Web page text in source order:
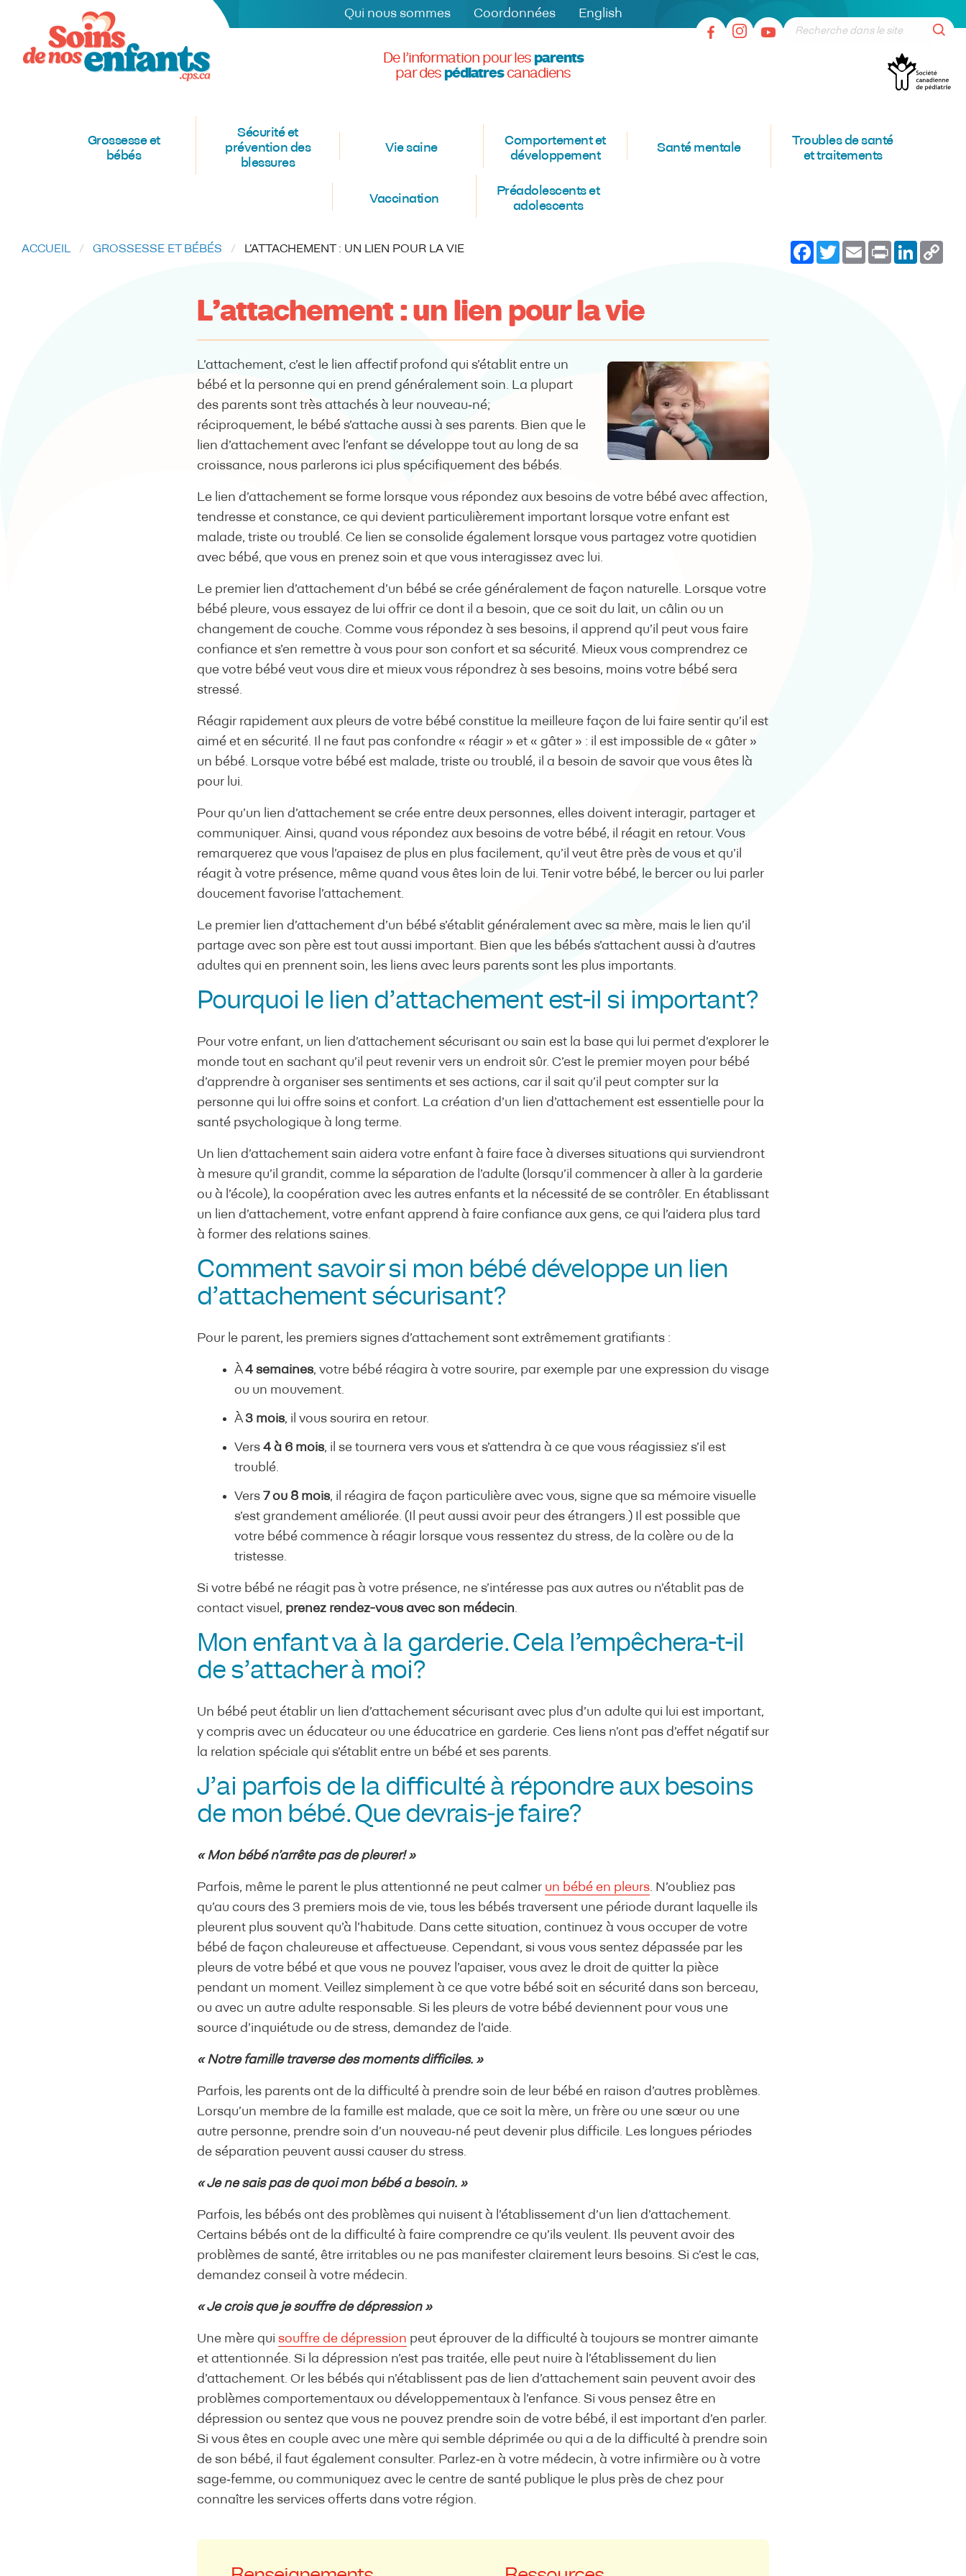
Qui nous sommes Coordonnées English
De l’information pour les parents
par des pédiatrescanadiens
Grossesse et
bébés
Sécurité et
prévention des
blessures
Vie saine
Comportement et
développement
Santé mentale
Troubles de santé
et traitements
Vaccination
Préadolescents et
adolescents
ACCUEIL GROSSESSE ET BÉBÉS CURRENT:
L’ATTACHEMENT : UN LIEN POUR LA VIE Facebook
TwitterEmailPrint
L’attachement : un lien pour la vie
L’attachement, c’est le lien affectif profond qui s’établit entre un
bébé et la personne qui en prend généralement soin. La plupart
des parents sont très attachés à leur nouveau‑né;
réciproquement, le bébé s’attache aussi à ses parents. Bien que le
lien d’attachement avec l’enfant se développe tout au long de sa
croissance, nous parlerons ici plus spécifiquement des bébés.
Le lien d’attachement se forme lorsque vous répondez aux besoins de votre bébé avec affection,
tendresse et constance, ce qui devient particulièrement important lorsque votre enfant est
malade, triste ou troublé. Ce lien se consolide également lorsque vous partagez votre quotidien
avec bébé, que vous en prenez soin et que vous interagissez avec lui.
Le premier lien d’attachement d’un bébé se crée généralement de façon naturelle. Lorsque votre
bébé pleure, vous essayez de lui offrir ce dont il a besoin, que ce soit du lait, un câlin ou un
changement de couche. Comme vous répondez à ses besoins, il apprend qu’il peut vous faire
confiance et s’en remettre à vous pour son confort et sa sécurité. Mieux vous comprendrez ce
que votre bébé veut vous dire et mieux vous répondrez à ses besoins, moins votre bébé sera
stressé.
Réagir rapidement aux pleurs de votre bébé constitue la meilleure façon de lui faire sentir qu’il est
aimé et en sécurité. Il ne faut pas confondre « réagir » et « gâter » : il est impossible de « gâter »
un bébé. Lorsque votre bébé est malade, triste ou troublé, il a besoin de savoir que vous êtes là
pour lui.
Pour qu’un lien d’attachement se crée entre deux personnes, elles doivent interagir, partager et
communiquer. Ainsi, quand vous répondez aux besoins de votre bébé, il réagit en retour. Vous
remarquerez que vous l’apaisez de plus en plus facilement, qu’il veut être près de vous et qu’il
réagit à votre présence, même quand vous êtes loin de lui. Tenir votre bébé, le bercer ou lui parler
doucement favorise l’attachement.
Le premier lien d’attachement d’un bébé s’établit généralement avec sa mère, mais le lien qu’il
partage avec son père est tout aussi important. Bien que les bébés s’attachent aussi à d’autres
adultes qui en prennent soin, les liens avec leurs parents sont les plus importants.
Pourquoi le lien d’attachement est-il si important?
Pour votre enfant, un lien d’attachement sécurisant ou sain est la base qui lui permet d’explorer le
monde tout en sachant qu’il peut revenir vers un endroit sûr. C’est le premier moyen pour bébé
d’apprendre à organiser ses sentiments et ses actions, car il sait qu’il peut compter sur la
personne qui lui offre soins et confort. La création d’un lien d’attachement est essentielle pour la
santé psychologique à long terme.
Un lien d’attachement sain aidera votre enfant à faire face à diverses situations qui surviendront
à mesure qu’il grandit, comme la séparation de l’adulte (lorsqu’il commencer à aller à la garderie
ou à l’école), la coopération avec les autres enfants et la nécessité de se contrôler. En établissant
un lien d’attachement, votre enfant apprend à faire confiance aux gens, ce qui l’aidera plus tard
à former des relations saines.
Comment savoir si mon bébé développe un lien
d’attachement sécurisant?
Pour le parent, les premiers signes d’attachement sont extrêmement gratifiants :
À4 semaines, votre bébé réagira à votre sourire, par exemple par une expression du visage
ou un mouvement.
À 3 mois, il vous sourira en retour.
Vers 4 à 6 mois, il se tournera vers vous et s’attendra à ce que vous réagissiez s’il est
troublé.
Vers 7 ou 8 mois, il réagira de façon particulière avec vous, signe que sa mémoire visuelle
s’est grandement améliorée. (Il peut aussi avoir peur des étrangers.) Il est possible que
votre bébé commence à réagir lorsque vous ressentez du stress, de la colère ou de la
tristesse.
Si votre bébé ne réagit pas à votre présence, ne s’intéresse pas aux autres ou n’établit pas de
contact visuel, prenez rendez-vous avec son médecin.
Mon enfant va à la garderie. Cela l’empêchera-t-il
de s’attacher à moi?
Un bébé peut établir un lien d’attachement sécurisant avec plus d’un adulte qui lui est important,
y compris avec un éducateur ou une éducatrice en garderie. Ces liens n’ont pas d’effet négatif sur
la relation spéciale qui s’établit entre un bébé et ses parents.
J’ai parfois de la difficulté à répondre aux besoins
de mon bébé. Que devrais‑je faire?
« Mon bébé n’arrête pas de pleurer! »
Parfois, même le parent le plus attentionné ne peut calmer un bébé en pleurs. N’oubliez pas
qu’au cours des 3 premiers mois de vie, tous les bébés traversent une période durant laquelle ils
pleurent plus souvent qu’à l’habitude. Dans cette situation, continuez à vous occuper de votre
bébé de façon chaleureuse et affectueuse. Cependant, si vous vous sentez dépassée par les
pleurs de votre bébé et que vous ne pouvez l’apaiser, vous avez le droit de quitter la pièce
pendant un moment. Veillez simplement à ce que votre bébé soit en sécurité dans son berceau,
ou avec un autre adulte responsable. Si les pleurs de votre bébé deviennent pour vous une
source d’inquiétude ou de stress, demandez de l’aide.
« Notre famille traverse des moments difficiles. »
Parfois, les parents ont de la difficulté à prendre soin de leur bébé en raison d’autres problèmes.
Lorsqu’un membre de la famille est malade, que ce soit la mère, un frère ou une sœur ou une
autre personne, prendre soin d’un nouveau‑né peut devenir plus difficile. Les longues périodes
de séparation peuvent aussi causer du stress.
« Je ne sais pas de quoi mon bébé a besoin. »
Parfois, les bébés ont des problèmes qui nuisent à l’établissement d’un lien d’attachement.
Certains bébés ont de la difficulté à faire comprendre ce qu’ils veulent. Ils peuvent avoir des
problèmes de santé, être irritables ou ne pas manifester clairement leurs besoins. Si c’est le cas,
demandez conseil à votre médecin.
« Je crois que je souffre de dépression »
Une mère qui souffre de dépression peut éprouver de la difficulté à toujours se montrer aimante
et attentionnée. Si la dépression n’est pas traitée, elle peut nuire à l’établissement du lien
d’attachement. Or les bébés qui n’établissent pas de lien d’attachement sain peuvent avoir des
problèmes comportementaux ou développementaux à l’enfance. Si vous pensez être en
dépression ou sentez que vous ne pouvez prendre soin de votre bébé, il est important d’en parler.
Si vous êtes en couple avec une mère qui semble déprimée ou qui a de la difficulté à prendre soin
de son bébé, il faut également consulter. Parlez‑en à votre médecin, à votre infirmière ou à votre
sage‑femme, ou communiquez avec le centre de santé publique le plus près de chez pour
connaître les services offerts dans votre région.